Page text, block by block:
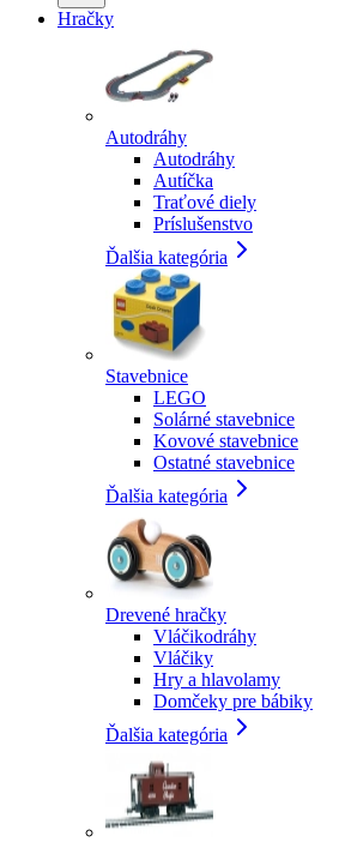
Hračky
Autodráhy
Autodráhy
Autíčka
Traťové diely
Príslušenstvo
Ďalšia kategória
Stavebnice
LEGO
Solárné stavebnice
Kovové stavebnice
Ostatné stavebnice
Ďalšia kategória
Drevené hračky
Vláčikodráhy
Vláčiky
Hry a hlavolamy
Domčeky pre bábiky
Ďalšia kategória